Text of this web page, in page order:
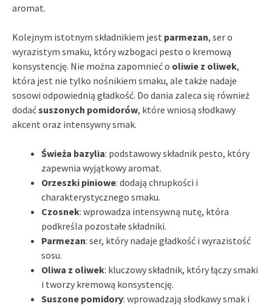
aromat.
Kolejnym istotnym składnikiem jest parmezan, ser o
wyrazistym smaku, który wzbogaci pesto o kremową
konsystencję. Nie można zapomnieć o oliwie z oliwek,
która jest nie tylko nośnikiem smaku, ale także nadaje
sosowi odpowiednią gładkość. Do dania zaleca się również
dodaćsuszonych pomidorów, które wniosą słodkawy
akcent oraz intensywny smak.
Świeża bazylia: podstawowy składnik pesto, który
zapewnia wyjątkowy aromat.
Orzeszki piniowe: dodają chrupkości i
charakterystycznego smaku.
Czosnek: wprowadza intensywną nutę, która
podkreśla pozostałe składniki.
Parmezan: ser, który nadaje gładkość i wyrazistość
sosu.
Oliwa z oliwek: kluczowy składnik, który łączy smaki
i tworzy kremową konsystencję.
Suszone pomidory: wprowadzają słodkawy smak i